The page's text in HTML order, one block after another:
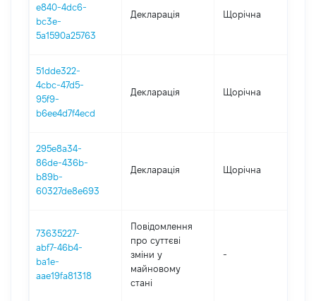
e840-4dc6-
bc3e-
5a1590a25763
Декларація Щорічна
51dde322-
4cbc-47d5-
95f9-
b6ee4d7f4ecd
Декларація Щорічна
295e8a34-
86de-436b-
b89b-
60327de8e693
Декларація Щорічна
73635227-
abf7-46b4-
ba1e-
aae19fa81318
Повідомлення
про суттєві
зміни y
майновому
стані
-